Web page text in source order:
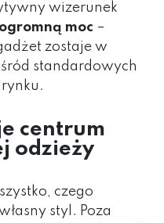
wizerunek
moc –
zostaje w
standardowych
centrum
odzieży
czego
styl. Poza